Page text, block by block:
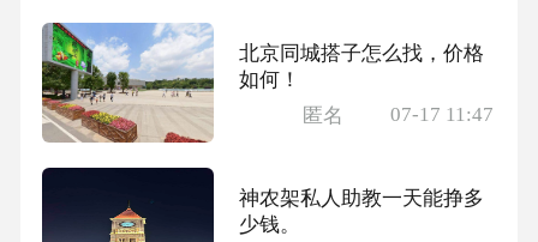
北京同城搭子怎么找，价格
如何！
匿名
07-17 11:47
神农架私人助教一天能挣多
少钱。